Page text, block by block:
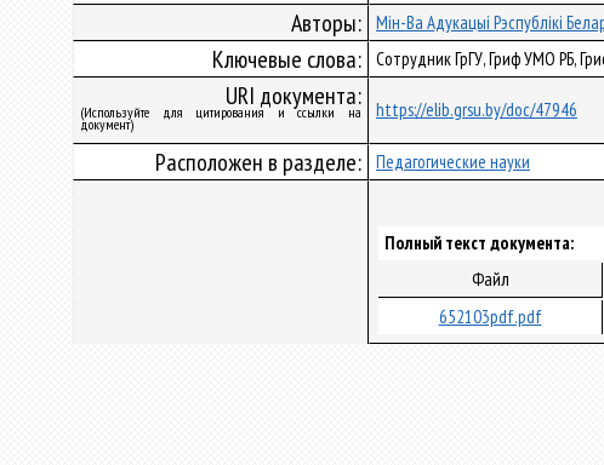
Авторы: Мін-Ва Адукацыі Рэспублікі
Ключевые слова: Сотрудник ГрГУ, Гриф УМО РБ,
URI документа:
(Используйте для цитирования и ссылки на
документ)
https://elib.grsu.by/doc/47946
Расположен в разделе: Педагогические науки
Полный текст документа:
Файл
652103pdf.pdf